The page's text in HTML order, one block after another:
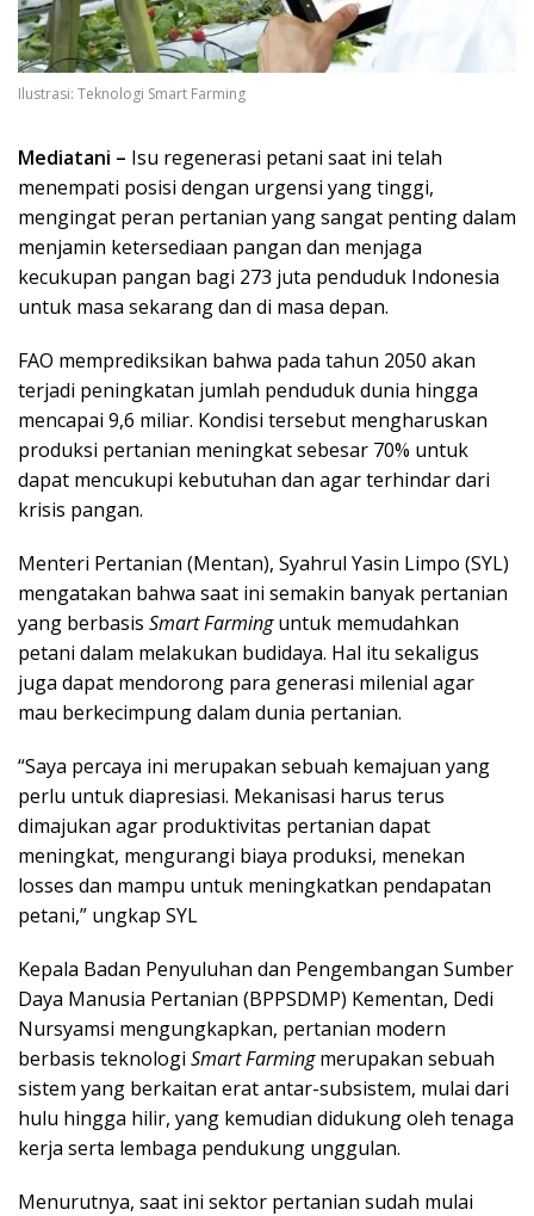
Ilustrasi: Teknologi Smart Farming
Mediatani – Isu regenerasi petani saat ini telah
menempati posisi dengan urgensi yang tinggi,
mengingat peran pertanian yang sangat penting dalam
menjamin ketersediaan pangan dan menjaga
kecukupan pangan bagi 273 juta penduduk Indonesia
untuk masa sekarang dan di masa depan.
FAO memprediksikan bahwa pada tahun 2050 akan
terjadi peningkatan jumlah penduduk dunia hingga
mencapai 9,6 miliar. Kondisi tersebut mengharuskan
produksi pertanian meningkat sebesar 70% untuk
dapat mencukupi kebutuhan dan agar terhindar dari
krisis pangan.
Menteri Pertanian (Mentan), Syahrul Yasin Limpo (SYL)
mengatakan bahwa saat ini semakin banyak pertanian
yang berbasis Smart Farminguntuk memudahkan
petani dalam melakukan budidaya. Hal itu sekaligus
juga dapat mendorong para generasi milenial agar
mau berkecimpung dalam dunia pertanian.
“Saya percaya ini merupakan sebuah kemajuan yang
perlu untuk diapresiasi. Mekanisasi harus terus
dimajukan agar produktivitas pertanian dapat
meningkat, mengurangi biaya produksi, menekan
losses dan mampu untuk meningkatkan pendapatan
petani,” ungkap SYL
Kepala Badan Penyuluhan dan Pengembangan Sumber
Daya Manusia Pertanian (BPPSDMP) Kementan, Dedi
Nursyamsi mengungkapkan, pertanian modern
berbasis teknologi Smart Farmingmerupakan sebuah
sistem yang berkaitan erat antar-subsistem, mulai dari
hulu hingga hilir, yang kemudian didukung oleh tenaga
kerja serta lembaga pendukung unggulan.
Menurutnya, saat ini sektor pertanian sudah mulai